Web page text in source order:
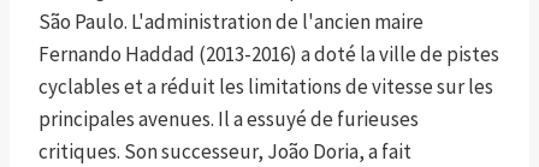
São Paulo. L'administration de l'ancien maire
Fernando Haddad (2013-2016) a doté la ville de pistes
cyclables et a réduit les limitations de vitesse sur les
principales avenues. Il a essuyé de furieuses
critiques. Son successeur, João Doria, a fait